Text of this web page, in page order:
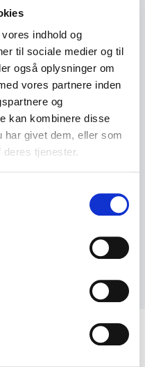
indhold og
til sociale medier og til
også oplysninger om
vores partnere inden
og
kan kombinere disse
har givet dem, eller som
tjenester.
Kjeldahl, og
nødvendige
en forskel.